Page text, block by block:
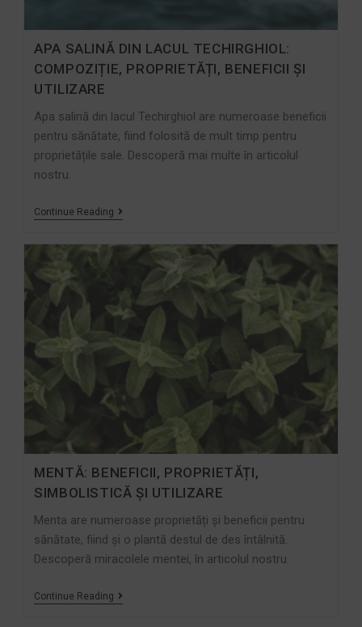
APA SALINĂ DIN LACUL TECHIRGHIOL:
COMPOZIȚIE, PROPRIETĂȚI, BENEFICII ȘI
UTILIZARE
Apa salină din lacul Techirghiol are numeroase beneficii
pentru sănătate, fiind folosită de mult timp pentru
proprietățile sale. Descoperă mai multe în articolul
nostru.
Continue Reading
MENTĂ: BENEFICII, PROPRIETĂȚI,
SIMBOLISTICĂ ȘI UTILIZARE
Menta are numeroase proprietăți și beneficii pentru
sănătate, fiind și o plantă destul de des întâlnită.
Descoperă miracolele mentei, în articolul nostru.
Continue Reading